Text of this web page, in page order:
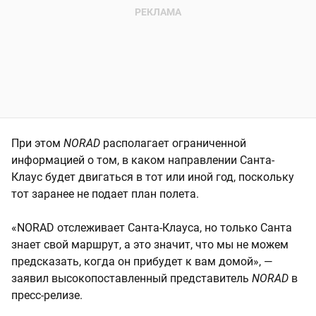
При этом NORAD располагает ограниченной
информацией о том, в каком направлении Санта-
Клаус будет двигаться в тот или иной год, поскольку
тот заранее не подает план полета.
«NORAD отслеживает Санта-Клауса, но только Санта
знает свой маршрут, а это значит, что мы не можем
предсказать, когда он прибудет к вам домой», —
заявил высокопоставленный представитель NORAD в
пресс-релизе.